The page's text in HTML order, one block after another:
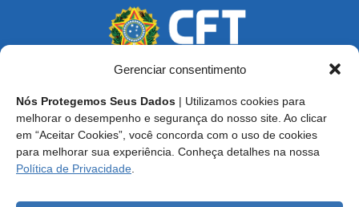
Gerenciar consentimento
Nós Protegemos Seus Dados | Utilizamos cookies para
melhorar o desempenho e segurança do nosso site. Ao clicar
em “Aceitar Cookies”, você concorda com o uso de cookies
para melhorar sua experiência. Conheça detalhes na nossa
Política de Privacidade
Endereço: SCS, Quadra 02, Bloco D, Ed. Oscar Niemeyer,
9º Andar CEP 70.316-900 - Brasília/DF
Central de Atendimento ao Técnico:0800 016-1515